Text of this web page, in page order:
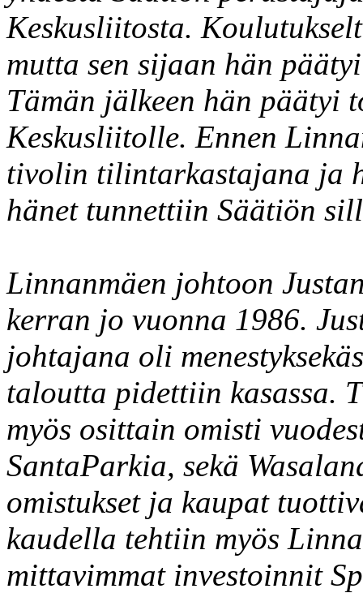
Keskusliitosta.
mutta sen sijaan hän
Tämän jälkeen hän päätyi
Keskusliitolle. Ennen
tivolin tilintarkastajana ja
hänet tunnettiin Säätiön
Linnanmäen johtoon
kerran jo vuonna 1986.
johtajana oli
taloutta pidettiin kasassa.
myös osittain omisti
SantaParkia, sekä
omistukset ja kaupat
kaudella tehtiin myös
mittavimmat investoinnit